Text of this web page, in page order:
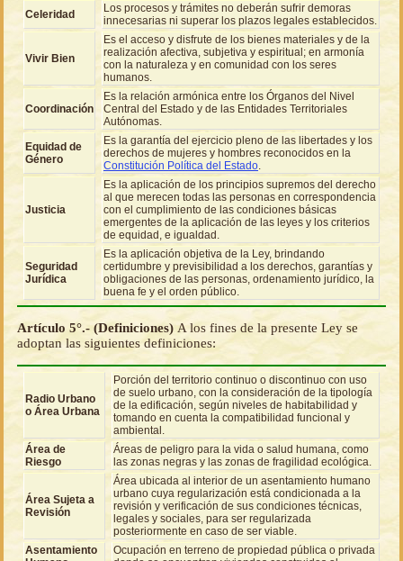
Celeridad
Los procesos y trámites no deberán sufrir demoras
innecesarias ni superar los plazos legales establecidos.
Vivir Bien
Es el acceso y disfrute de los bienes materiales y de la
realización afectiva, subjetiva y espiritual; en armonía
con la naturaleza y en comunidad con los seres
humanos.
Coordinación
Es la relación armónica entre los Órganos del Nivel
Central del Estado y de las Entidades Territoriales
Autónomas.
Equidad de
Género
Es la garantía del ejercicio pleno de las libertades y los
derechos de mujeres y hombres reconocidos en la
Constitución Política del Estado
Justicia
Es la aplicación de los principios supremos del derecho
al que merecen todas las personas en correspondencia
con el cumplimiento de las condiciones básicas
emergentes de la aplicación de las leyes y los criterios
de equidad, e igualdad.
Seguridad
Jurídica
Es la aplicación objetiva de la Ley, brindando
certidumbre y previsibilidad a los derechos, garantías y
obligaciones de las personas, ordenamiento jurídico, la
buena fe y el orden público.
Artículo 5°.- (Definiciones)A los fines de la presente Ley se
adoptan las siguientes definiciones:
Radio Urbano
o Área Urbana
Porción del territorio continuo o discontinuo con uso
de suelo urbano, con la consideración de la tipología
de la edificación, según niveles de habitabilidad y
tomando en cuenta la compatibilidad funcional y
ambiental.
Área de
Riesgo
Áreas de peligro para la vida o salud humana, como
las zonas negras y las zonas de fragilidad ecológica.
Área Sujeta a
Revisión
Área ubicada al interior de un asentamiento humano
urbano cuya regularización está condicionada a la
revisión y verificación de sus condiciones técnicas,
legales y sociales, para ser regularizada
posteriormente en caso de ser viable.
Asentamiento
Ocupación en terreno de propiedad pública o privada